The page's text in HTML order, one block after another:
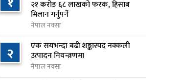
१३ घण्टा अघि
५
सरकारद्वारा राष्ट्रसेवक कर्मचारीको
नयाँ तलबमान स्वीकृत, न्यूनतम तलब
२८ हजार ९८४ रुपैयाँ
१४ घण्टा अघि
२१ करोड ६८ लाखको फरक, हिसाब
मिलान गर्नुपर्ने
नेपाल नक्सा
२ एक सयभन्दा बढी शङ्कास्पद नक्कली
उत्पादन नियन्त्रणमा
नेपाल नक्सा